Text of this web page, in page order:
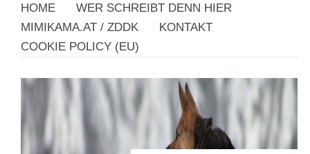
HOME
WER SCHREIBT DENN HIER
MIMIKAMA.AT / ZDDK
KONTAKT
COOKIE POLICY (EU)